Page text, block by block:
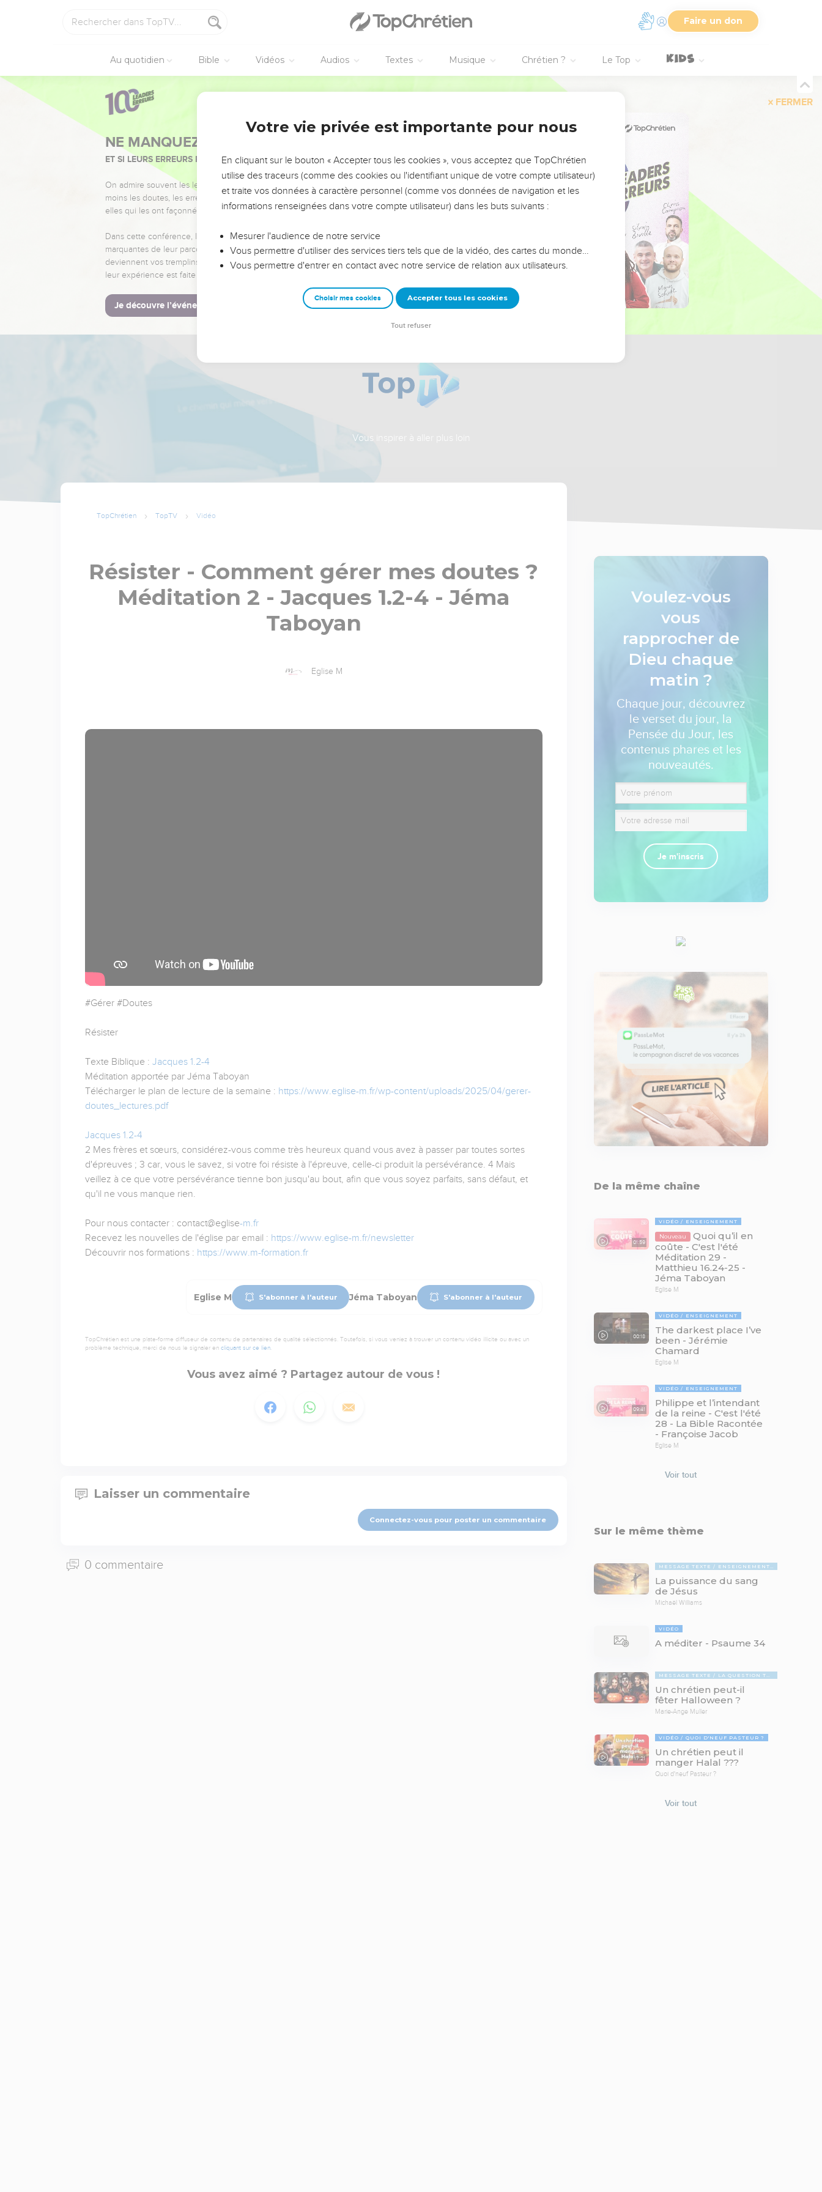
Faire un don
Au quotidien Bible Vidéos Audios Textes Musique Chrétien ? Le Top
FERMER
NE MANQUEZ PAS L’ÉVÉNEMENT DE L’ANNÉE !
ET SI LEURS ERREURS POUVAIENT VOUS ÉVITER LES VOTRES ?
On admire souvent les leaders pour leurs réussites, leur impact, leur foi ou leur vision. Mais on voit
moins les doutes, les erreurs et les saisons difficiles qu'ils ont traversés, alors même que ce sont
elles qui les ont façonnés.
Dans cette conférence, leaders, entrepreneurs, et responsables reviennent sur les erreurs
marquantes de leur parcours et les clés pour avancer avec plus de sagesse afin que leurs erreurs
deviennent vos tremplins. Que vous guidiez un ministère, une équipe, un groupe ou une famille,
leur expérience est faite pour vous.
Je découvre l’événement
Vous inspirer à aller plus loin
TopChrétien TopTV Vidéo
Résister - Comment gérer mes doutes ?
Méditation 2 - Jacques 1.2-4 - Jéma
Taboyan
Eglise M
#Gérer #Doutes
Résister
Texte Biblique : Jacques 1.2-4
Méditation apportée par Jéma Taboyan
Télécharger le plan de lecture de la semaine : https://www.eglise-m.fr/wp-content/uploads/2025/04/gerer-
doutes_lectures.pdf
Jacques 1.2-4
2 Mes frères et sœurs, considérez-vous comme très heureux quand vous avez à passer par toutes sortes
d'épreuves ; 3 car, vous le savez, si votre foi résiste à l'épreuve, celle-ci produit la persévérance. 4 Mais
veillez à ce que votre persévérance tienne bon jusqu'au bout, afin que vous soyez parfaits, sans défaut, et
qu'il ne vous manque rien.
Pour nous contacter : contact@eglise-m.fr
Recevez les nouvelles de l'église par email : https://www.eglise-m.fr/newsletter
Découvrir nos formations : https://www.m-formation.fr
Eglise M S'abonner à l'auteur Jéma Taboyan S'abonner à l'auteur
TopChrétien est une plate-forme diffuseur de contenu de partenaires de qualité sélectionnés. Toutefois, si vous veniez à trouver un contenu vidéo illicite ou avec un
problème technique, merci de nous le signaler en cliquant sur ce lien.
Vous avez aimé ? Partagez autour de vous !
Laisser un commentaire
Connectez-vous pour poster un commentaire
0 commentaire
Voulez-vous
vous
rapprocher de
Dieu chaque
matin ?
Chaque jour, découvrez
le verset du jour, la
Pensée du Jour, les
contenus phares et les
nouveautés.
Je m'inscris
De la même chaîne
01:59
VIDÉO ENSEIGNEMENT
Nouveau
Quoi qu’il en
coûte - C'est l'été
Méditation 29 -
Matthieu 16.24-25 -
Jéma Taboyan
Eglise M
00:18
VIDÉO ENSEIGNEMENT
The darkest place I’ve
been - Jérémie
Chamard
Eglise M
09:41
VIDÉO ENSEIGNEMENT
Philippe et l’intendant
de la reine - C'est l'été
28 - La Bible Racontée
- Françoise Jacob
Eglise M
Voir tout
Sur le même thème
MESSAGE TEXTE ENSEIGNEMENTS BIBLIQUES
La puissance du sang
de Jésus
Michaël Williams
VIDÉO
A méditer - Psaume 34
MESSAGE TEXTE LA QUESTION TABOUE
Un chrétien peut-il
fêter Halloween ?
Marie-Ange Muller
17:21
VIDÉO QUOI D'NEUF PASTEUR ?
Un chrétien peut il
manger Halal ???
Quoi d'neuf Pasteur ?
Voir tout
Votre vie privée est importante pour nous
En cliquant sur le bouton « Accepter tous les cookies », vous acceptez que TopChrétien
utilise des traceurs (comme des cookies ou l'identifiant unique de votre compte utilisateur)
et traite vos données à caractère personnel (comme vos données de navigation et les
informations renseignées dans votre compte utilisateur) dans les buts suivants :
Mesurer l'audience de notre service
Vous permettre d'utiliser des services tiers tels que de la vidéo, des cartes du monde…
Vous permettre d'entrer en contact avec notre service de relation aux utilisateurs.
Choisir mes cookies Accepter tous les cookies
Tout refuser